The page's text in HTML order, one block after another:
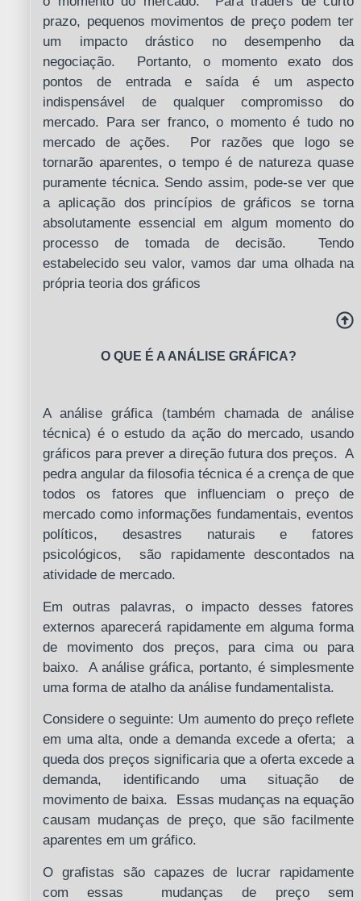
prazo, pequenos movimentos de preço podem ter
um impacto drástico no desempenho da
negociação. Portanto, o momento exato dos
pontos de entrada e saída é um aspecto
indispensável de qualquer compromisso do
mercado. Para ser franco, o momento é tudo no
mercado de ações. Por razões que logo se
tornarão aparentes, o tempo é de natureza quase
puramente técnica. Sendo assim, pode-se ver que
a aplicação dos princípios de gráficos se torna
absolutamente essencial em algum momento do
processo de tomada de decisão. Tendo
estabelecido seu valor, vamos dar uma olhada na
própria teoria dos gráficos
O QUE É A ANÁLISE GRÁFICA?
A análise gráfica (também chamada de análise
técnica) é o estudo da ação do mercado, usando
gráficos para prever a direção futura dos preços. A
pedra angular da filosofia técnica é a crença de que
todos os fatores que influenciam o preço de
mercado como informações fundamentais, eventos
políticos, desastres naturais e fatores
psicológicos, são rapidamente descontados na
atividade de mercado.
Em outras palavras, o impacto desses fatores
externos aparecerá rapidamente em alguma forma
de movimento dos preços, para cima ou para
baixo. A análise gráfica, portanto, é simplesmente
uma forma de atalho da análise fundamentalista.
Considere o seguinte: Um aumento do preço reflete
em uma alta, onde a demanda excede a oferta; a
queda dos preços significaria que a oferta excede a
demanda, identificando uma situação de
movimento de baixa. Essas mudanças na equação
causam mudanças de preço, que são facilmente
aparentes em um gráfico.
O grafistas são capazes de lucrar rapidamente
com essas mudanças de preço sem